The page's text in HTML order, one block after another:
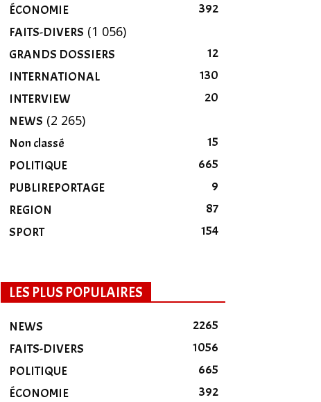
ÉCONOMIE
392
FAITS-DIVERS (1 056)
GRANDS DOSSIERS
12
INTERNATIONAL
130
INTERVIEW
20
NEWS (2 265)
Non classé
15
POLITIQUE
665
PUBLIREPORTAGE
9
REGION
87
SPORT
154
LES PLUS POPULAIRES
NEWS
2265
FAITS-DIVERS
1056
POLITIQUE
665
ÉCONOMIE
392